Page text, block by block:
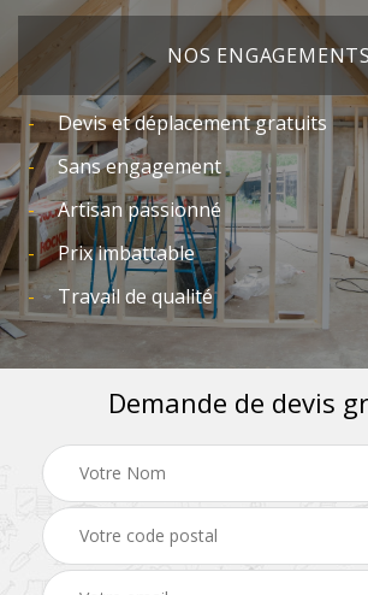
NOS ENGAGEMENTS
Devis et déplacement gratuits
Sans engagement
Artisan passionné
Prix imbattable
Travail de qualité
Demande de devis